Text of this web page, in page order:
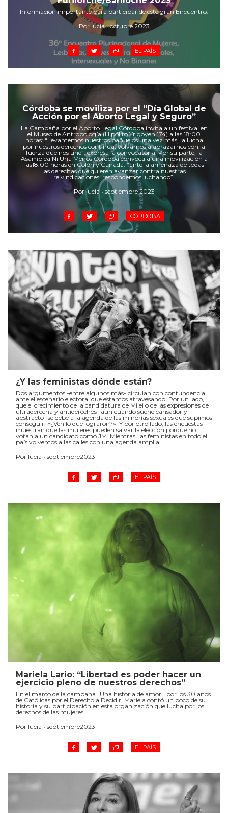
Información importante para participar de este gran Encuentro.
Por lucia • octubre 2023
EL PAÍS
Córdoba se moviliza por el “Día Global de
Acción por el Aborto Legal y Seguro”
La Campaña por el Aborto Legal Córdoba invita a un festival en
el Museo de Antropología (Hipólito Yrigoyen 174) a las 18:00
horas: “Levantemos nuestros pañuelos una vez más, la lucha
por nuestros derechos continúa, volvamos a abrazarnos con la
fuerza que nos une”, expresa la convocatoria. Por su parte, la
Asamblea Ni Una Menos Córdoba convoca a una movilización a
las18:00 horas en Colón y Cañada: “ante la amenaza de todas
las derechas que quieren avanzar contra nuestras
reivindicaciones, respondemos luchando”.
Por lucia • septiembre 2023
CÓRDOBA
¿Y las feministas dónde están?
Dos argumentos -entre algunos más- circulan con contundencia
ante el escenario electoral que estamos atravesando. Por un lado,
que el crecimiento de la candidatura de Milei o de las expresiones de
ultraderecha y antiderechos -aun cuando suene cansador y
abstracto- se debe a la agenda de las minorías sexuales que supimos
conseguir: «¿Ven lo que lograron?». Y por otro lado, las encuestas
muestran que las mujeres pueden salvar la elección porque no
votan a un candidato como JM. Mientras, las feministas en todo el
país volvemos a las calles con una agenda amplia.
Por lucia • septiembre2023
EL PAÍS
Mariela Lario: “Libertad es poder hacer un
ejercicio pleno de nuestros derechos”
En el marco de la campaña "Una historia de amor", por los 30 años
de Católicas por el Derecho a Decidir, Mariela contó un poco de su
historia y su participación en esta organización que lucha por los
derechos de las mujeres.
Por lucia • septiembre2023
EL PAÍS